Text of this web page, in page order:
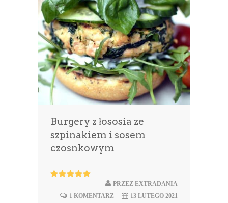
Burgery z łososia ze
szpinakiem i sosem
czosnkowym
PRZEZ EXTRADANIA
13 LUTEGO 2021
1 KOMENTARZ